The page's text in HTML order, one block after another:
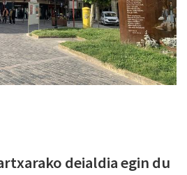
deialdia egin du